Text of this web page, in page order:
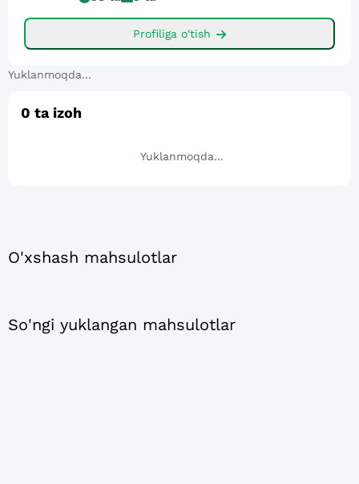
Profiliga o'tish
Yuklanmoqda...
0 ta izoh
Yuklanmoqda...
O'xshash mahsulotlar
So'ngi yuklangan mahsulotlar